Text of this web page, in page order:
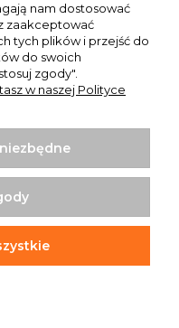
Rule Out
nam dostosować
zaakceptować
tych plików i przejść do
do swoich
zgody".
w naszej Polityce